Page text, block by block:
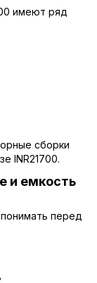
имеют ряд
сборки
INR21700.
и емкость
перед